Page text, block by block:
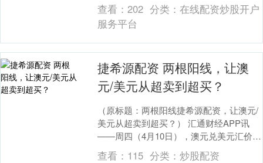
势，美市....
查看：202 分类： 在线配资炒股开户
服务平台
捷希源配资 两根阳线，让澳
元/美元从超卖到超买？
（原标题：两根阳线捷希源配资，让澳元/
美元从超卖到超买？） 汇通财经APP讯
——周四（4月10日），澳元兑美元汇价延
续强劲上涨势头，北美时段交投于0.6200
查看： 115 分类： 炒股配资